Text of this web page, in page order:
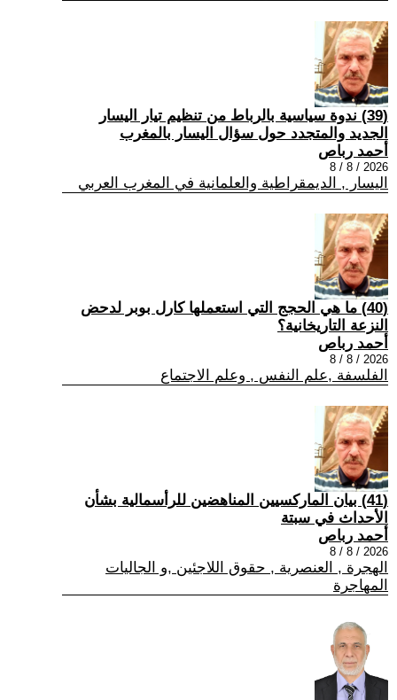
(39) ندوة سياسية بالرباط من تنظيم تيار اليسار
الجديد والمتجدد حول سؤال اليسار بالمغرب
أحمد رباص
2026 / 8 / 8
اليسار , الديمقراطية والعلمانية في المغرب العربي
(40) ما هي الحجج التي استعملها كارل بوبر لدحض
النزعة التاريخانية؟
أحمد رباص
2026 / 8 / 8
الفلسفة ,علم النفس , وعلم الاجتماع
(41) بيان الماركسيين المناهضين للرأسمالية بشأن
الأحداث في سبتة
أحمد رباص
2026 / 8 / 8
الهجرة , العنصرية , حقوق اللاجئين ,و الجاليات
المهاجرة